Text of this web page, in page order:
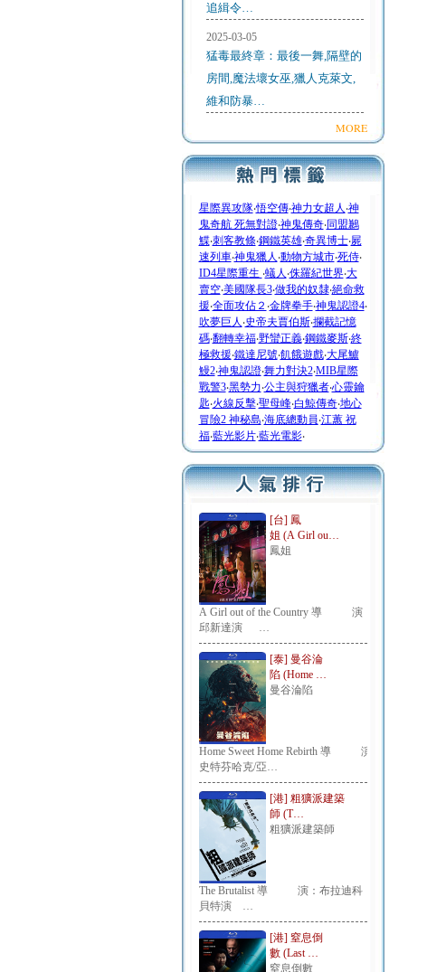
追緝令…
2025-03-05
猛毒最終章：最後一舞,隔壁的
房間,魔法壞女巫,獵人克萊文,
維和防暴…
MORE
星際異攻隊‧悟空傳‧神力女超人 ‧神
鬼奇航 死無對證‧神鬼傳奇‧同盟鶼
鰈‧刺客教條‧鋼鐵英雄‧奇異博士‧屍
速列車‧神鬼獵人 ‧動物方城市‧死侍‧
ID4星際重生 ‧蟻人 ‧侏羅紀世界‧大
賣空‧美國隊長3‧做我的奴隸‧絕命救
援‧全面攻佔２ ‧金牌拳手‧神鬼認證4‧
吹夢巨人 ‧史帝夫賈伯斯‧攔截記憶
碼‧翻轉幸福‧野蠻正義‧鋼鐵麥斯‧終
極救援‧鐵達尼號‧飢餓遊戲‧大尾鱸
鰻2‧神鬼認證‧舞力對決2‧MIB星際
戰警3‧黑勢力‧公主與狩獵者‧心靈鑰
匙‧火線反擊‧聖母峰‧白鯨傳奇‧地心
冒險2 神秘島‧海底總動員‧江蕙 祝
福‧藍光影片‧藍光電影‧
[台] 鳳
姐 (A Girl ou…
鳳姐
A Girl out of the Country 導 演：
邱新達演 …
[泰] 曼谷淪
陷 (Home …
曼谷淪陷
Home Sweet Home Rebirth 導 演：
史特芬哈克/亞…
[港] 粗獷派建築
師 (T…
粗獷派建築師
The Brutalist 導 演：布拉迪科
貝特演 …
[港] 窒息倒
數 (Last …
窒息倒數